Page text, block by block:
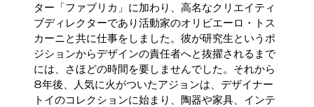
ター「ファブリカ」に加わり、高名なクリエイティ
ブディレクターであり活動家のオリビエーロ・トス
カーニと共に仕事をしました。彼が研究生というポ
ジションからデザインの責任者へと抜擢されるまで
には、さほどの時間を要しませんでした。それから
8年後、人気に火がついたアジョンは、デザイナー
トイのコレクションに始まり、陶器や家具、インテ